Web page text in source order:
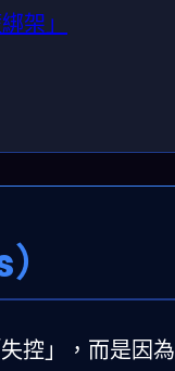
架」
控」，而是因